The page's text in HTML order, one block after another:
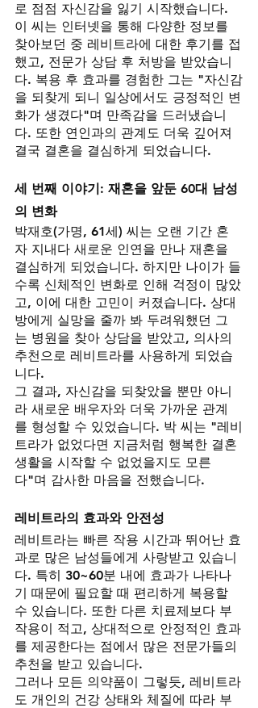
로 점점 자신감을 잃기 시작했습니다.
이 씨는 인터넷을 통해 다양한 정보를
찾아보던 중 레비트라에 대한 후기를 접
했고, 전문가 상담 후 처방을 받았습니
다. 복용 후 효과를 경험한 그는 "자신감
을 되찾게 되니 일상에서도 긍정적인 변
화가 생겼다"며 만족감을 드러냈습니
다. 또한 연인과의 관계도 더욱 깊어져
결국 결혼을 결심하게 되었습니다.
세 번째 이야기: 재혼을 앞둔 60대 남성
의 변화
박재호(가명, 61세) 씨는 오랜 기간 혼
자 지내다 새로운 인연을 만나 재혼을
결심하게 되었습니다. 하지만 나이가 들
수록 신체적인 변화로 인해 걱정이 많았
고, 이에 대한 고민이 커졌습니다. 상대
방에게 실망을 줄까 봐 두려워했던 그
는 병원을 찾아 상담을 받았고, 의사의
추천으로 레비트라를 사용하게 되었습
니다.
그 결과, 자신감을 되찾았을 뿐만 아니
라 새로운 배우자와 더욱 가까운 관계
를 형성할 수 있었습니다. 박 씨는 "레비
트라가 없었다면 지금처럼 행복한 결혼
생활을 시작할 수 없었을지도 모른
다"며 감사한 마음을 전했습니다.
레비트라의 효과와 안전성
레비트라는 빠른 작용 시간과 뛰어난 효
과로 많은 남성들에게 사랑받고 있습니
다. 특히 30~60분 내에 효과가 나타나
기 때문에 필요할 때 편리하게 복용할
수 있습니다. 또한 다른 치료제보다 부
작용이 적고, 상대적으로 안정적인 효과
를 제공한다는 점에서 많은 전문가들의
추천을 받고 있습니다.
그러나 모든 의약품이 그렇듯, 레비트라
도 개인의 건강 상태와 체질에 따라 부